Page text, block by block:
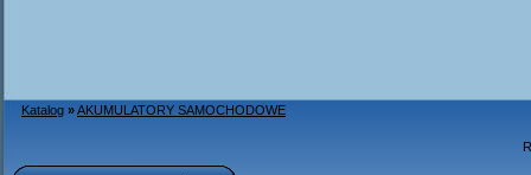
Katalog »AKUMULATORY SAMOCHODOWE